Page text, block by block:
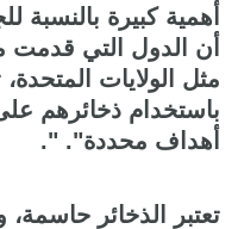
أهمية كبيرة
أن الدول التي قدمت
مثل الولايات
باستخدام ذخائرهم
أهداف محددة". ".
تعتبر الذخائر